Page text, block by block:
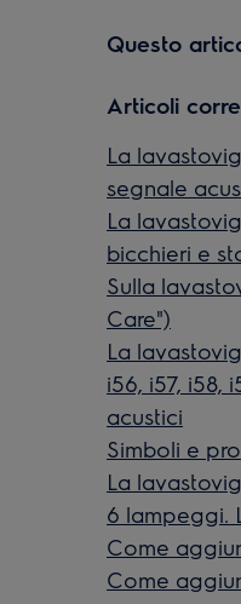
Questo
Articoli
La
segnale
La
bicchieri e
Sulla
Care")
La
i56, i57, i58,
acustici
Simboli e
La
6 lampeggi.
Come
Come